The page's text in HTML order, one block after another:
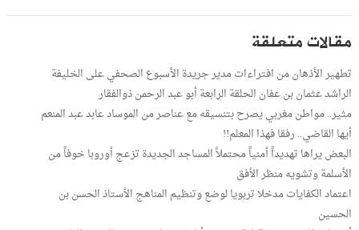
مقالات متعلقة
تطهير الأذهان من افتراءات مدير جريدة الأسبوع الصحفي على الخليفة
الراشد عثمان بن عفان الحلقة الرابعة أبو عبد الرحمن ذوالفقار
مثير.. مواطن مغربي يصرح بتنسيقه مع عناصر من الموساد عابد عبد المنعم
أيها القاضي.. رفقا فهذا المعلم!!
البعض يراها تهديداً أمنياً محتملاً المساجد الجديدة تزعج أوروبا خوفاً من
الأسلمة وتشويه منظر الأفق
اعتماد الكفايات مدخلا تربويا لوضع وتنظيم المناهج الأستاذ الحسن بن
الحسين